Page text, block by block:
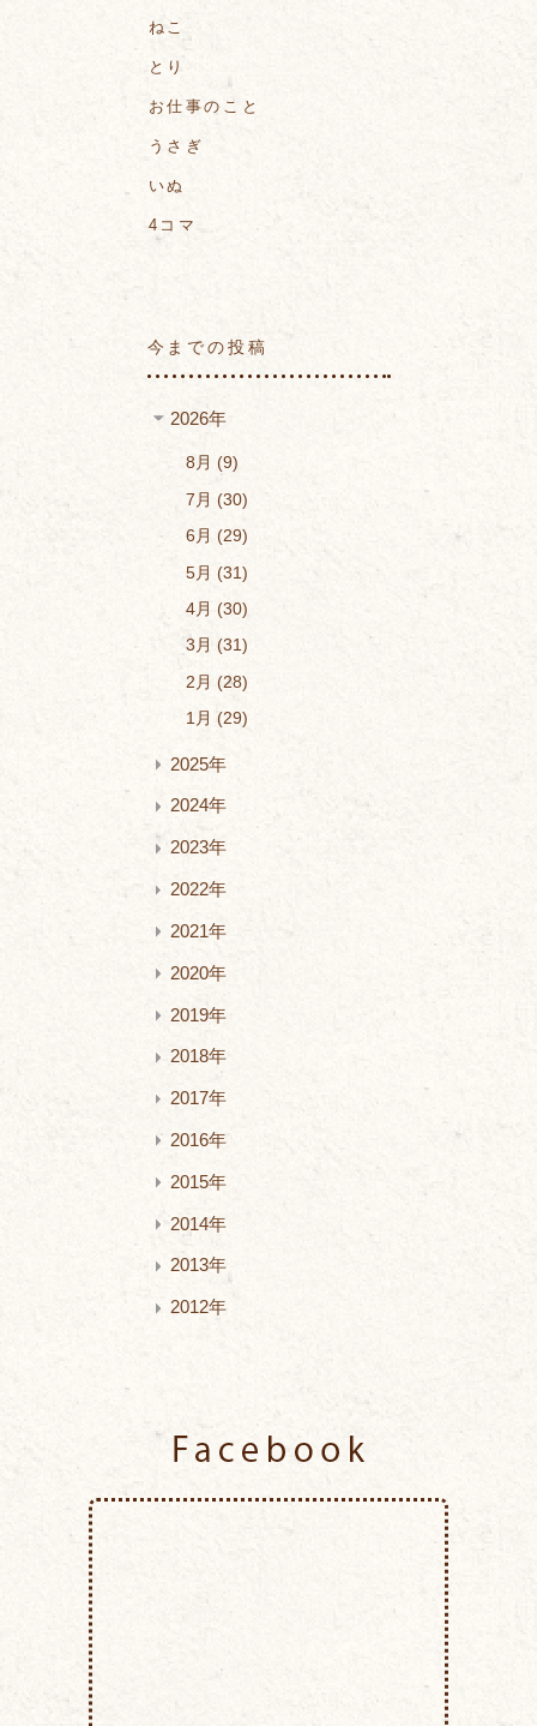
ねこ
とり
お仕事のこと
うさぎ
いぬ
4コマ
今までの投稿
2026年
8月
9
7月
30
6月
29
5月
31
4月
30
3月
31
2月
28
1月
29
2025年
2024年
2023年
2022年
2021年
2020年
2019年
2018年
2017年
2016年
2015年
2014年
2013年
2012年